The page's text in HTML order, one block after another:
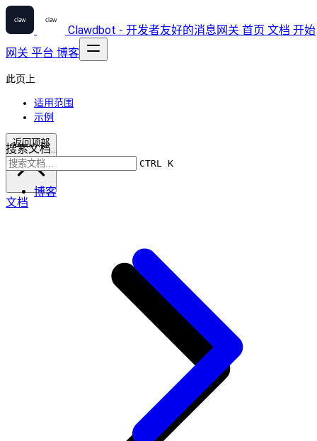
Clawdbot - 开发者友好的消息网关 首页 文档 开始
网关 平台 博客
搜索文档...
CTRL K
博客
此页上
适用范围
示例
返回顶部
文档